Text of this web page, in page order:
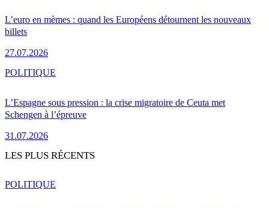
L’euro en mèmes : quand les Européens détournent les nouveaux
billets
27.07.2026
L’Espagne sous pression : la crise migratoire de Ceuta met
Schengen à l’épreuve
31.07.2026
POLITIQUE
LES PLUS RÉCENTS
POLITIQUE